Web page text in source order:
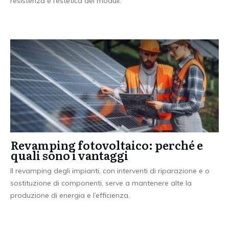
Revamping fotovoltaico: perché e
quali sono i vantaggi
Il revamping degli impianti, con interventi di riparazione e o
sostituzione di componenti, serve a mantenere alte la
produzione di energia e l’efficienza.